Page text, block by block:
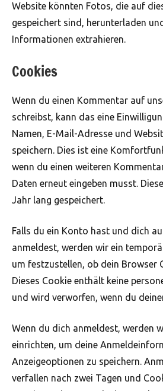
Website könnten Fotos, die auf
gespeichert sind, herunterladen
Informationen extrahieren.
Cookies
Wenn du einen Kommentar auf
schreibst, kann das eine
Namen, E-Mail-Adresse und
speichern. Dies ist eine
wenn du einen weiteren
Daten erneut eingeben musst.
Jahr lang gespeichert.
Falls du ein Konto hast und dich
anmeldest, werden wir ein
um festzustellen, ob dein Browser
Dieses Cookie enthält keine
und wird verworfen, wenn du
Wenn du dich anmeldest, werden
einrichten, um deine
Anzeigeoptionen zu speichern.
verfallen nach zwei Tagen und